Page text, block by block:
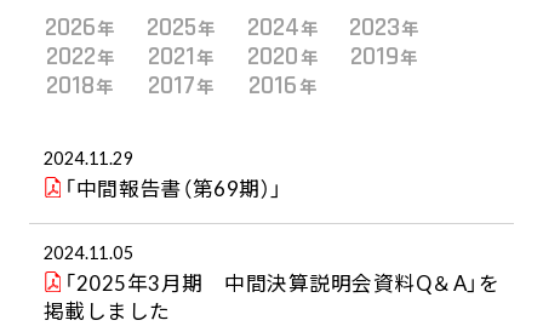
2026年 2025年 2024年 2023年
2022年 2021 年 2020 年 2019年
2018年 2017年 2016 年
2024.11.29
「中間報告書（第69期）」
2024.11.05
「2025年3月期 中間決算説明会資料Q＆A」を
掲載しました